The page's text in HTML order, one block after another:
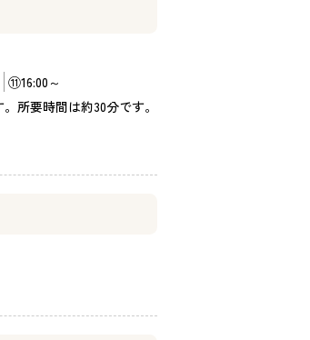
⑪16:00～
所要時間は約30分です。